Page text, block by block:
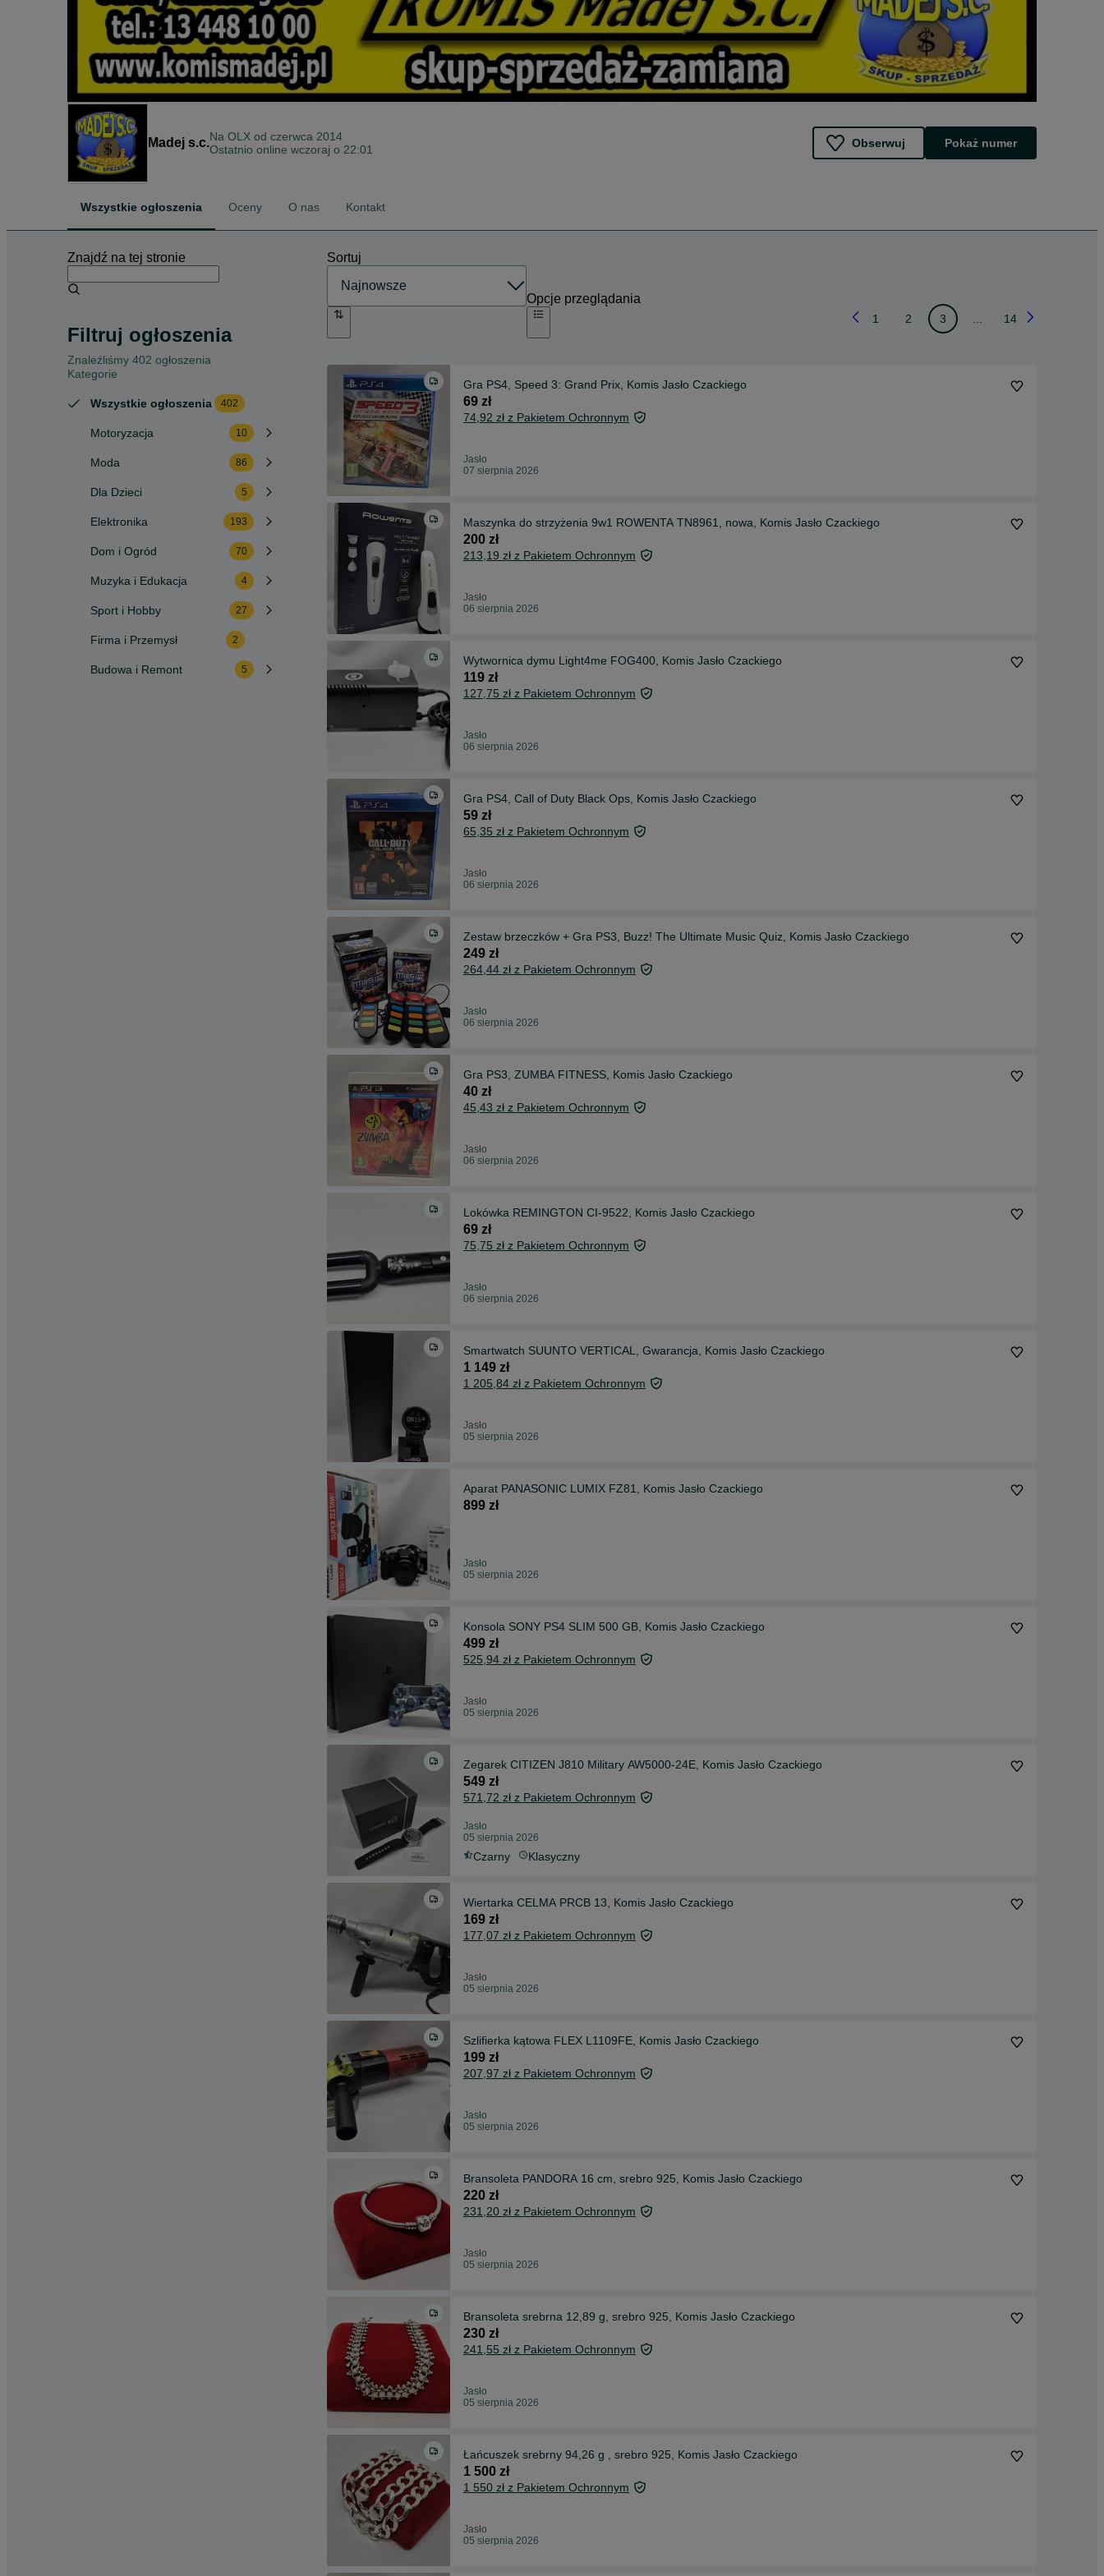
Madej s.c.Na OLX od czerwca 2014
Ostatnio online wczoraj o 22:01
Obserwuj Pokaż numer
Wszystkie ogłoszenia Oceny O nas Kontakt
Znajdź na tej stronie
Filtruj ogłoszenia
Znaleźliśmy 402 ogłoszenia
Kategorie
Wszystkie ogłoszenia 402
Motoryzacja 10
Moda 86
Dla Dzieci 5
Elektronika 193
Dom i Ogród 70
Muzyka i Edukacja 4
Sport i Hobby 27
Firma i Przemysł 2
Budowa i Remont 5
Sortuj
Opcje przeglądania
1 2 3 14
Gra PS4, Speed 3: Grand Prix, Komis Jasło Czackiego
69 zł
74,92 zł z Pakietem Ochronnym
Jasło
07 sierpnia 2026
Maszynka do strzyżenia 9w1 ROWENTA TN8961, nowa, Komis Jasło Czackiego
200 zł
213,19 zł z Pakietem Ochronnym
Jasło
06 sierpnia 2026
Wytwornica dymu Light4me FOG400, Komis Jasło Czackiego
119 zł
127,75 zł z Pakietem Ochronnym
Jasło
06 sierpnia 2026
Gra PS4, Call of Duty Black Ops, Komis Jasło Czackiego
59 zł
65,35 zł z Pakietem Ochronnym
Jasło
06 sierpnia 2026
Zestaw brzeczków + Gra PS3, Buzz! The Ultimate Music Quiz, Komis Jasło Czackiego
249 zł
264,44 zł z Pakietem Ochronnym
Jasło
06 sierpnia 2026
Gra PS3, ZUMBA FITNESS, Komis Jasło Czackiego
40 zł
45,43 zł z Pakietem Ochronnym
Jasło
06 sierpnia 2026
Lokówka REMINGTON CI-9522, Komis Jasło Czackiego
69 zł
75,75 zł z Pakietem Ochronnym
Jasło
06 sierpnia 2026
Smartwatch SUUNTO VERTICAL, Gwarancja, Komis Jasło Czackiego
1 149 zł
1 205,84 zł z Pakietem Ochronnym
Jasło
05 sierpnia 2026
Aparat PANASONIC LUMIX FZ81, Komis Jasło Czackiego
899 zł
Jasło
05 sierpnia 2026
Konsola SONY PS4 SLIM 500 GB, Komis Jasło Czackiego
499 zł
525,94 zł z Pakietem Ochronnym
Jasło
05 sierpnia 2026
Zegarek CITIZEN J810 Military AW5000-24E, Komis Jasło Czackiego
549 zł
571,72 zł z Pakietem Ochronnym
Jasło
05 sierpnia 2026
Czarny Klasyczny
Wiertarka CELMA PRCB 13, Komis Jasło Czackiego
169 zł
177,07 zł z Pakietem Ochronnym
Jasło
05 sierpnia 2026
Szlifierka kątowa FLEX L1109FE, Komis Jasło Czackiego
199 zł
207,97 zł z Pakietem Ochronnym
Jasło
05 sierpnia 2026
Bransoleta PANDORA 16 cm, srebro 925, Komis Jasło Czackiego
220 zł
231,20 zł z Pakietem Ochronnym
Jasło
05 sierpnia 2026
Bransoleta srebrna 12,89 g, srebro 925, Komis Jasło Czackiego
230 zł
241,55 zł z Pakietem Ochronnym
Jasło
05 sierpnia 2026
Łańcuszek srebrny 94,26 g , srebro 925, Komis Jasło Czackiego
1 500 zł
1 550 zł z Pakietem Ochronnym
Jasło
05 sierpnia 2026